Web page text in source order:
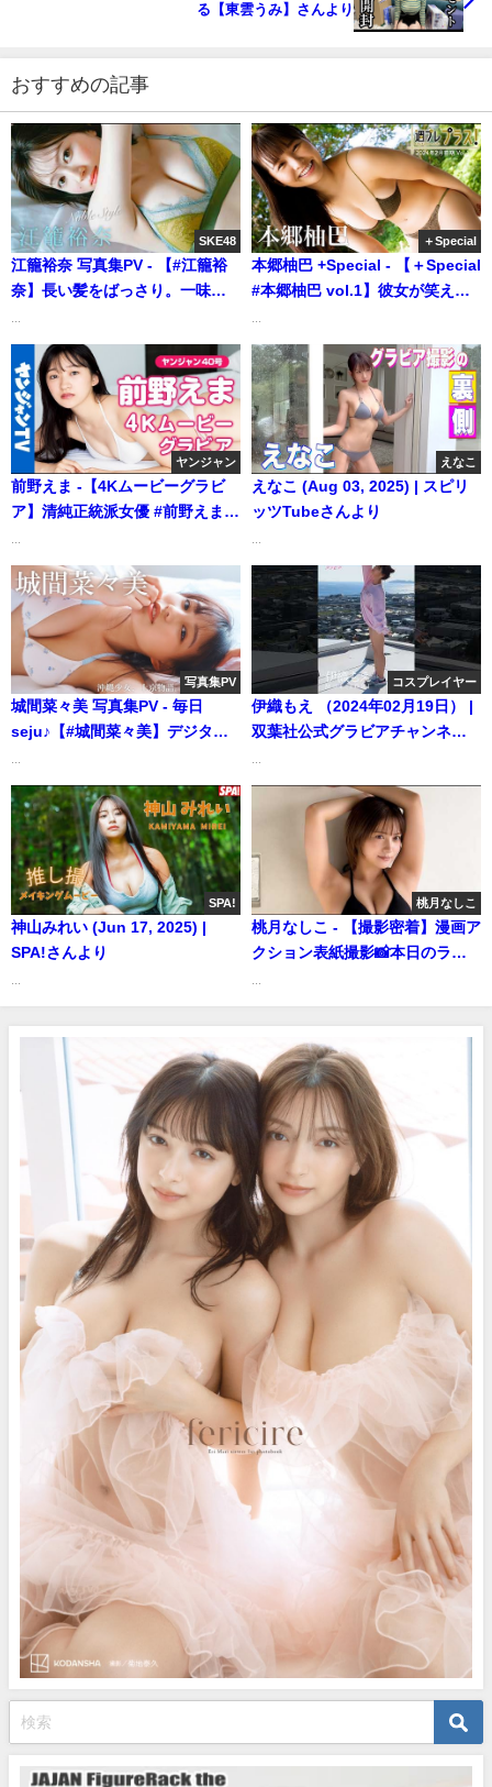
る【東雲うみ】さんより
おすすめの記事
SKE48
江籠裕奈 写真集PV - 【#江籠裕
奈】長い髪をばっさり。一味違
ジタル写真集『Noble Style』好
評発売中！ Yuna Ego (Mar 23,
2026) | 週プレChannel【集英社
週刊プレイボーイ公式】さんよ
り
＋Special
本郷柚巴 +Special - 【＋Special
#本郷柚巴 vol.1】彼女が笑え
ず”が「プラス！」初登場‼＜
2024年2月前期＞―Yuzuha
Hongo（2024年01月31日） | 週
プレChannel【集英社 週刊プレ
イボーイ公式】さんより
ヤンジャン
前野えま -【4Kムービーグラビ
ア】清純正統派女優 #前野えま
されてしまう"えまちゃん"の元
気いっぱい初水着撮影に最高画
質で没入密着！【メイキング】
（2024年09月21日） | ヤンジャ
ンTV【集英社ヤングジャンプ公
式】さんより
えなこ
えなこ (Aug 03, 2025) | スピリ
ッツTubeさんより
写真集PV
城間菜々美 写真集PV - 毎日
seju♪【#城間菜々美】デジタル
語。』好評発売中！―Nanami
Shiroma（2024年02月05日） |
週プレChannel【集英社 週刊プ
レイボーイ公式】さんより
コスプレイヤー
伊織もえ （2024年02月19日） |
双葉社公式グラビアチャンネル
SPA!
神山みれい (Jun 17, 2025) |
SPA!さんより
桃月なしこ
桃月なしこ - 【撮影密着】漫画ア
クション表紙撮影📸本日のラー
ちゃんねるさんより桃月なしこ